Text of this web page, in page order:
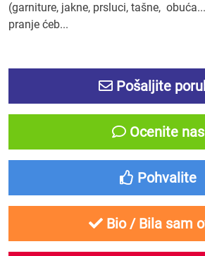
(garniture, jakne, prsluci, tašne,
pranje ćeb...
Pošaljite
Ocenite nas
Pohvalite
Bio / Bila sam